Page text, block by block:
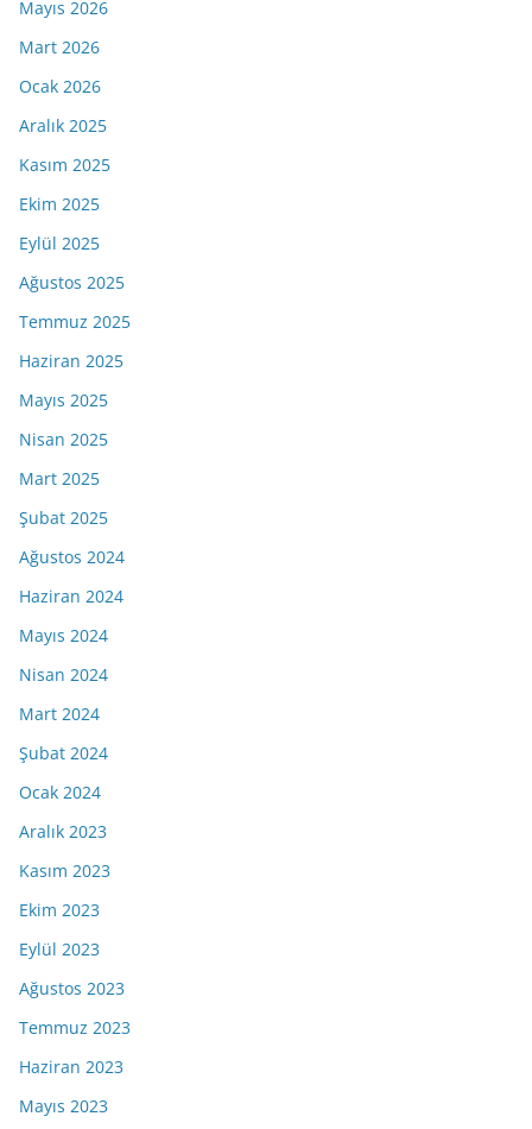
Mayıs 2026
Mart 2026
Ocak 2026
Aralık 2025
Kasım 2025
Ekim 2025
Eylül 2025
Ağustos 2025
Temmuz 2025
Haziran 2025
Mayıs 2025
Nisan 2025
Mart 2025
Şubat 2025
Ağustos 2024
Haziran 2024
Mayıs 2024
Nisan 2024
Mart 2024
Şubat 2024
Ocak 2024
Aralık 2023
Kasım 2023
Ekim 2023
Eylül 2023
Ağustos 2023
Temmuz 2023
Haziran 2023
Mayıs 2023